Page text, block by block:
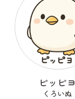
ピッピヨ
くろいぬ